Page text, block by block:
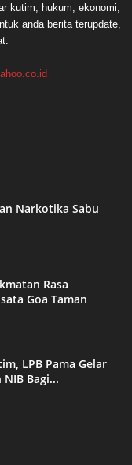
kutim, hukum, ekonomi,
anda berita terupdate,
Narkotika Sabu
Rasa
Goa Taman
LPB Pama Gelar
NIB Bagi...